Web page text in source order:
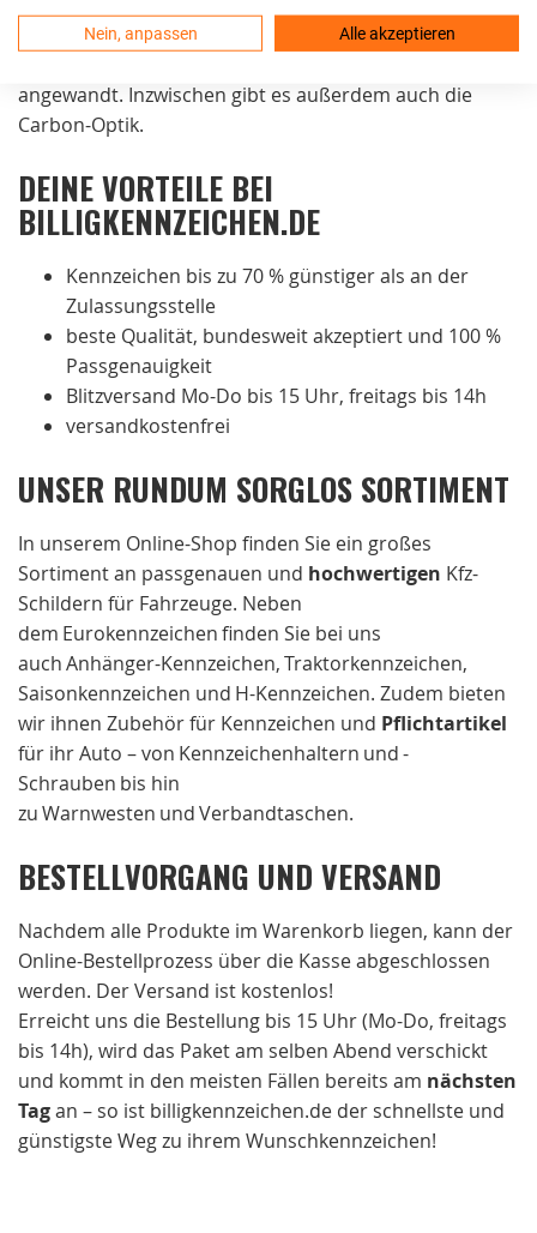
schwarz ist. Bei roten oder grünen Kennzeichen wird
angewandt. Inzwischen gibt es außerdem auch die
Carbon-Optik.
DEINE VORTEILE BEI
BILLIGKENNZEICHEN.DE
Kennzeichen bis zu 70 % günstiger als an der
Zulassungsstelle
beste Qualität, bundesweit akzeptiert und 100 %
Passgenauigkeit
Blitzversand Mo-Do bis 15 Uhr, freitags bis 14h
versandkostenfrei
UNSER RUNDUM SORGLOS SORTIMENT
In unserem Online-Shop finden Sie ein großes
Sortiment an passgenauen und hochwertigen Kfz-
Schildern für Fahrzeuge. Neben
dem Eurokennzeichen finden Sie bei uns
auch Anhänger-Kennzeichen, Traktorkennzeichen,
Saisonkennzeichen und H-Kennzeichen. Zudem bieten
wir ihnen Zubehör für Kennzeichen und Pflichtartikel
für ihr Auto – von Kennzeichenhaltern und -
Schrauben bis hin
zu Warnwesten und Verbandtaschen.
BESTELLVORGANG UND VERSAND
Nachdem alle Produkte im Warenkorb liegen, kann der
Online-Bestellprozess über die Kasse abgeschlossen
werden. Der Versand ist kostenlos!
Erreicht uns die Bestellung bis 15 Uhr (Mo-Do, freitags
bis 14h), wird das Paket am selben Abend verschickt
und kommt in den meisten Fällen bereits am nächsten
Tagan – so ist billigkennzeichen.de der schnellste und
günstigste Weg zu ihrem Wunschkennzeichen!
Nein, anpassen Alle akzeptieren